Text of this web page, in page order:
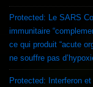
Protected: Le SARS
immunitaire
ce qui produit “acute
ne souffre pas
Protected: Interferon